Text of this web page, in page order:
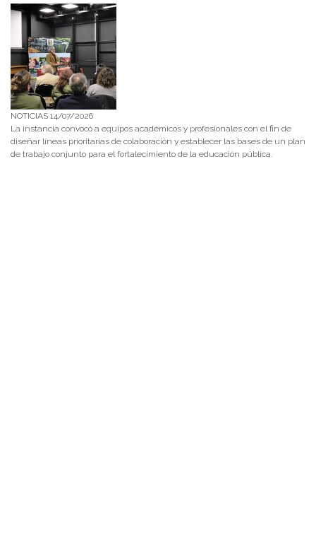
NOTICIAS 14/07/2026
La instancia convocó a equipos académicos y profesionales con el fin de
diseñar líneas prioritarias de colaboración y establecer las bases de un plan
de trabajo conjunto para el fortalecimiento de la educación pública.